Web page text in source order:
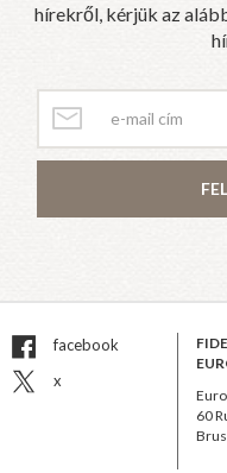
hírekről, kérjük az
facebook
x
60